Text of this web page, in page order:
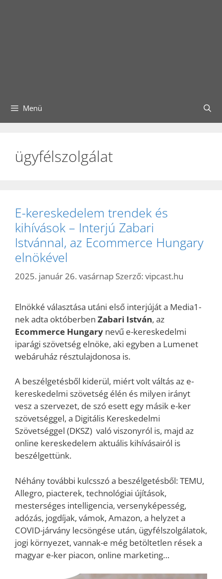
Menü
ügyfélszolgálat
E-kereskedelem trendek és
kihívások – Interjú Zabari
Istvánnal, az Ecommerce Hungary
elnökével
2025. január 26. vasárnap Szerző: vipcast.hu
Elnökké választása utáni első interjúját a Media1-
nek adta októberben Zabari István, az
Ecommerce Hungary nevű e-kereskedelmi
iparági szövetség elnöke, aki egyben a Lumenet
webáruház résztulajdonosa is.
A beszélgetésből kiderül, miért volt váltás az e-
kereskedelmi szövetség élén és milyen irányt
vesz a szervezet, de szó esett egy másik e-ker
szövetséggel, a Digitális Kereskedelmi
Szövetséggel (DKSZ) való viszonyról is, majd az
online kereskedelem aktuális kihívásairól is
beszélgettünk.
Néhány további kulcsszó a beszélgetésből: TEMU,
Allegro, piacterek, technológiai újítások,
mesterséges intelligencia, versenyképesség,
adózás, jogdíjak, vámok, Amazon, a helyzet a
COVID-járvány lecsöngése után, ügyfélszolgálatok,
jogi környezet, vannak-e még betöltetlen rések a
magyar e-ker piacon, online marketing…